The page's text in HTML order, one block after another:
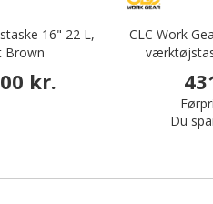
16" 22 L,
Brown
kr.
CLC Work
Du